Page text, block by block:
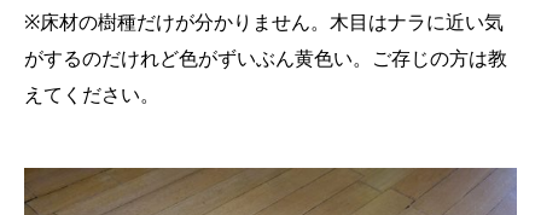
※床材の樹種だけが分かりません。木目はナラに近い気
がするのだけれど色がずいぶん黄色い。ご存じの方は教
えてください。